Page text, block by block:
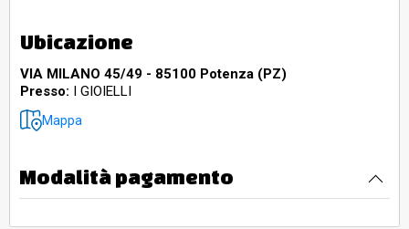
Ubicazione
VIA MILANO 45/49 - 85100 Potenza (PZ)
Presso: I GIOIELLI
Mappa
Modalità pagamento